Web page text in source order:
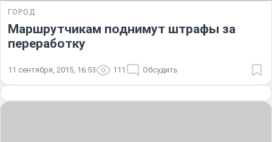
ГОРОД
Маршрутчикам поднимут штрафы за
переработку
11 сентября, 2015, 16:53 111 Обсудить